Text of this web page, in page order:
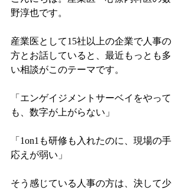
野淳也です。
産業医として15社以上の企業で人事の
方とお話していると、最近もっとも多
い相談がこのテーマです。
「エンゲイジメントサーベイをやって
も、数字が上がらない」
「1on1も研修も入れたのに、現場の手
応えが弱い」
そう感じている人事の方は、決して少